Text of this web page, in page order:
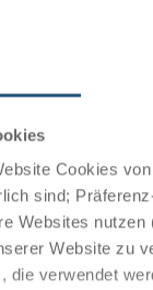
Cookies
sind;
Websites
Website zu
die verwendet
ich sagen,
waren.
gut
so.